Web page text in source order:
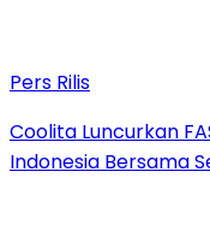
Pers Rilis
Coolita Luncurkan
Indonesia Bersama